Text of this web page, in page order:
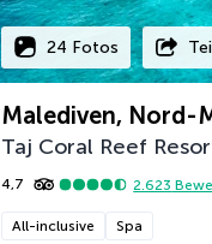
24 Fotos
Malediven, Nord-
Taj Coral Reef
4,7 2.623
All-inclusive Spa